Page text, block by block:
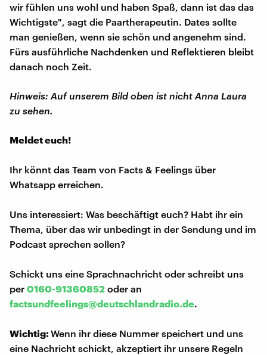
wir fühlen uns wohl und haben Spaß, dann ist das das
Wichtigste", sagt die Paartherapeutin. Dates sollte
man genießen, wenn sie schön und angenehm sind.
Fürs ausführliche Nachdenken und Reflektieren bleibt
danach noch Zeit.
Hinweis: Auf unserem Bild oben ist nicht Anna Laura
zu sehen.
Meldet euch!
Ihr könnt das Team von Facts & Feelings über
Whatsapp erreichen.
Uns interessiert: Was beschäftigt euch? Habt ihr ein
Thema, über das wir unbedingt in der Sendung und im
Podcast sprechen sollen?
Schickt uns eine Sprachnachricht oder schreibt uns
per 0160-91360852 oder an
factsundfeelings@deutschlandradio.de.
Wichtig:Wenn ihr diese Nummer speichert und uns
eine Nachricht schickt, akzeptiert ihr unsere Regeln